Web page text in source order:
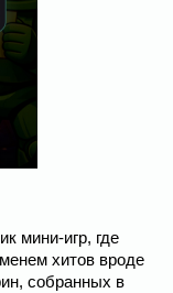
мини-игр, где
хитов вроде
собранных в